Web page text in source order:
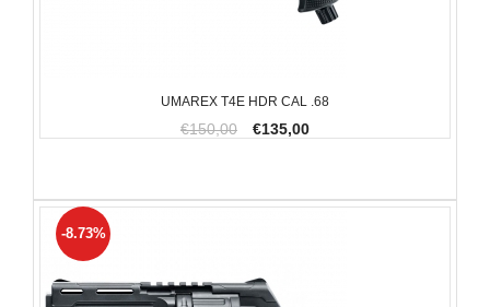
UMAREX T4E HDR CAL .68
€150,00 €135,00
-8.73%